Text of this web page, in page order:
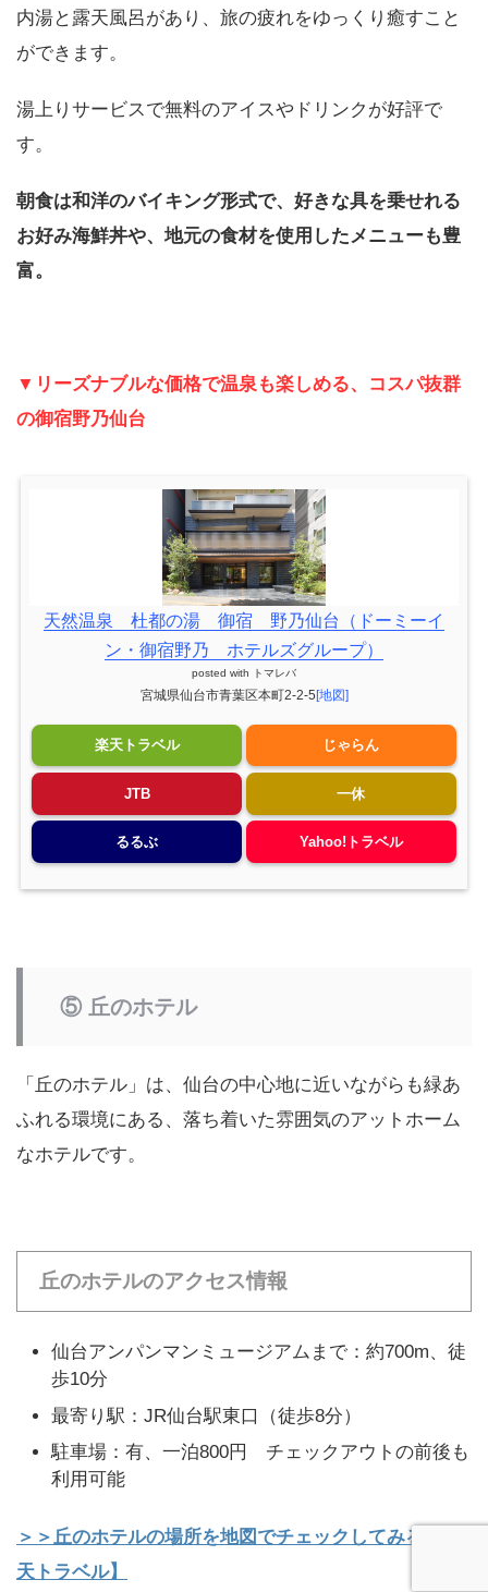
内湯と露天風呂があり、旅の疲れをゆっくり癒すこと
ができます。
湯上りサービスで無料のアイスやドリンクが好評で
す。
朝食は和洋のバイキング形式で、好きな具を乗せれる
お好み海鮮丼や、地元の食材を使用したメニューも豊
富。
▼リーズナブルな価格で温泉も楽しめる、コスパ抜群
の御宿野乃仙台
天然温泉 杜都の湯 御宿 野乃仙台（ドーミーイ
ン・御宿野乃 ホテルズグループ）
posted with トマレバ
宮城県仙台市青葉区本町2-2-5[地図]
楽天トラベル じゃらん
JTB 一休
るるぶ Yahoo!トラベル
⑤ 丘のホテル
「丘のホテル」は、仙台の中心地に近いながらも緑あ
ふれる環境にある、落ち着いた雰囲気のアットホーム
なホテルです。
丘のホテルのアクセス情報
仙台アンパンマンミュージアムまで：約700m、徒
歩10分
最寄り駅：JR仙台駅東口（徒歩8分）
駐車場：有、一泊800円 チェックアウトの前後も
利用可能
＞＞丘のホテルの場所を地図でチェックしてみる【楽
天トラベル】